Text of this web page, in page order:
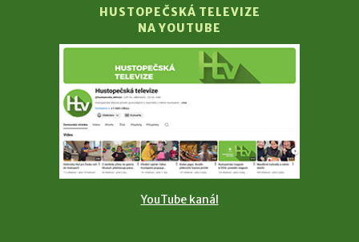
HUSTOPEČSKÁ TELEVIZE
NA YOUTUBE
YouTube kanál